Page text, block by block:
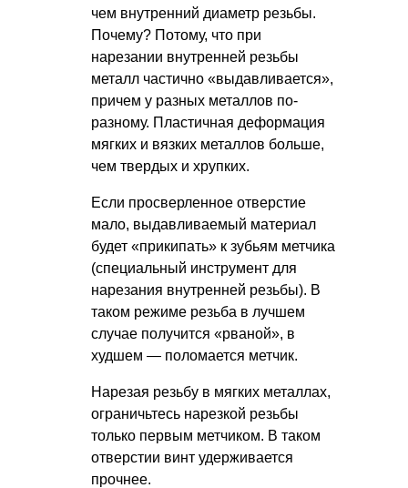
чем внутренний диаметр резьбы.
Почему? Потому, что при
нарезании внутренней резьбы
металл частично «выдавливается»,
причем у разных металлов по-
разному. Пластичная деформация
мягких и вязких металлов больше,
чем твердых и хрупких.
Если просверленное отверстие
мало, выдавливаемый материал
будет «прикипать» к зубьям метчика
(специальный инструмент для
нарезания внутренней резьбы). В
таком режиме резьба в лучшем
случае получится «рваной», в
худшем — поломается метчик.
Нарезая резьбу в мягких металлах,
ограничьтесь нарезкой резьбы
только первым метчиком. В таком
отверстии винт удерживается
прочнее.